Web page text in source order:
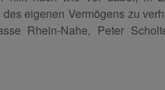
eigenen Vermögens zu
Rhein-Nahe, Peter